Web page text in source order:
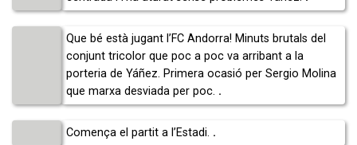
Que bé està jugant l’FC Andorra! Minuts brutals del
conjunt tricolor que poc a poc va arribant a la
porteria de Yáñez. Primera ocasió per Sergio Molina
que marxa desviada per poc. .
Comença el partit a l’Estadi. .